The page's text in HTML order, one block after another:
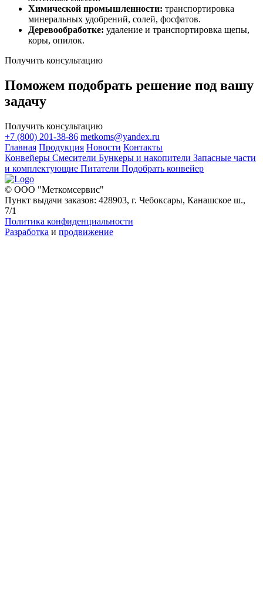
Химической промышленности: транспортировка
минеральных удобрений, солей, фосфатов.
Деревообработке: удаление и транспортировка щепы,
коры, опилок.
Получить консультацию
Поможем подобрать решение под вашу
задачу
Получить консультацию
+7 (800) 201-38-86 metkoms@yandex.ru
Главная Продукция Новости Контакты
Конвейеры Смесители Бункеры и накопители Запасные части
и комплектующие Питатели Подобрать конвейер
© ООО "Меткомсервис"
Пункт выдачи заказов: 428903, г. Чебоксары, Канашское ш.,
7/1
Политика конфиденциальности
Разработка и продвижение